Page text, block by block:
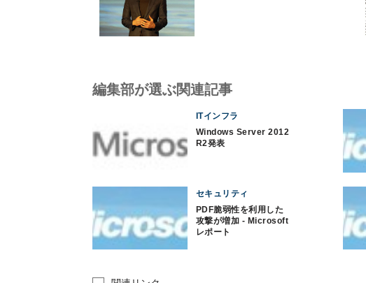
編集部が選ぶ関連記事
ITインフラ
Windows Server 2012
R2発表
セキュリティ
PDF脆弱性を利用した
攻撃が増加 - Microsoft
レポート